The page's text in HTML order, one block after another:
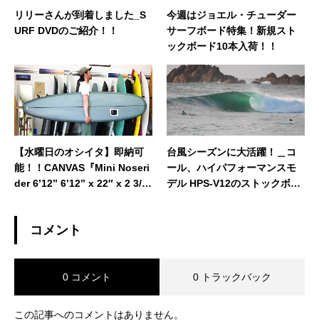
リリーさんが到着しました_S
URF DVDのご紹介！！
今週はジョエル・チューダー
サーフボード特集！新規スト
ックボード10本入荷！！
【水曜日のオシイタ】即納可
能！！CANVAS『Mini Noseri
der 6’12” 6’12” x 22″ x 2 3/
台風シーズンに大活躍！＿コ
ール、ハイパフォーマンスモ
デル HPS-V12のストックボー
コメント
0 コメント 0 トラックバック
この記事へのコメントはありません。